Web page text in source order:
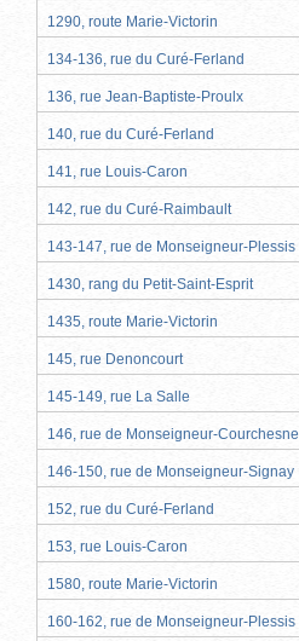
1290, route Marie-Victorin
134-136, rue du Curé-Ferland
136, rue Jean-Baptiste-Proulx
140, rue du Curé-Ferland
141, rue Louis-Caron
142, rue du Curé-Raimbault
143-147, rue de Monseigneur-Plessis
1430, rang du Petit-Saint-Esprit
1435, route Marie-Victorin
145, rue Denoncourt
145-149, rue La Salle
146, rue de Monseigneur-Courchesne
146-150, rue de Monseigneur-Signay
152, rue du Curé-Ferland
153, rue Louis-Caron
1580, route Marie-Victorin
160-162, rue de Monseigneur-Plessis